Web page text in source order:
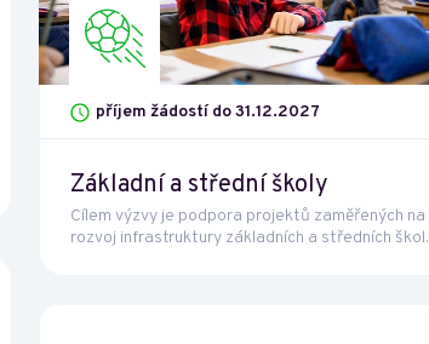
příjem žádostí do 31.12.2027
Základní a střední školy
Cílem výzvy je podpora projektů zaměřených na
rozvoj infrastruktury základních a středních škol.